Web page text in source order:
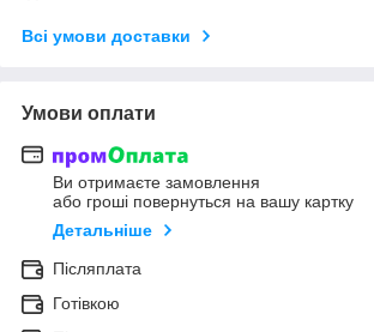
Всі умови доставки
Умови оплати
Ви отримаєте замовлення
або гроші повернуться на вашу картку
Детальніше
Післяплата
Готівкою